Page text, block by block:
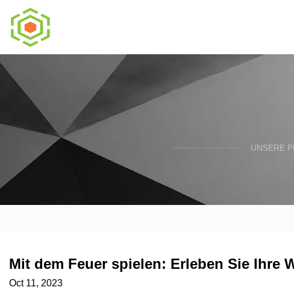
UNSERE
Mit dem Feuer spielen: Erleben Sie Ihre
Oct 11, 2023